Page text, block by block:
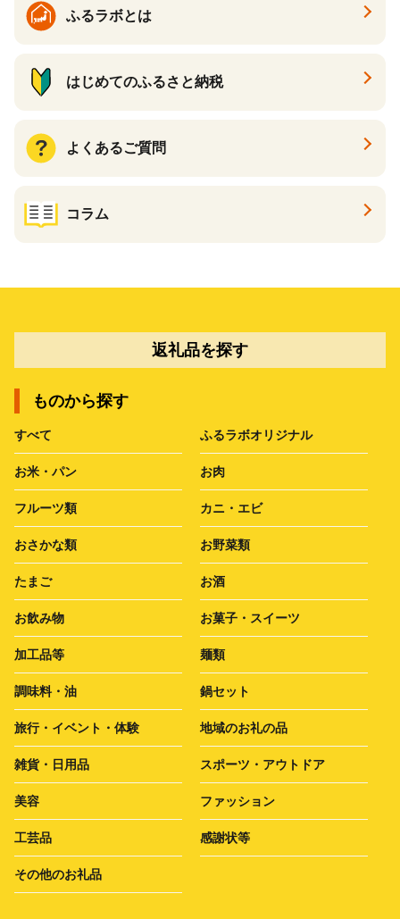
ふるラボとは
はじめてのふるさと納税
よくあるご質問
コラム
返礼品を探す
ものから探す
すべて ふるラボオリジナル
お米・パン お肉
フルーツ類 カニ・エビ
おさかな類 お野菜類
たまご お酒
お飲み物 お菓子・スイーツ
加工品等 麺類
調味料・油 鍋セット
旅行・イベント・体験 地域のお礼の品
雑貨・日用品 スポーツ・アウトドア
美容 ファッション
工芸品 感謝状等
その他のお礼品